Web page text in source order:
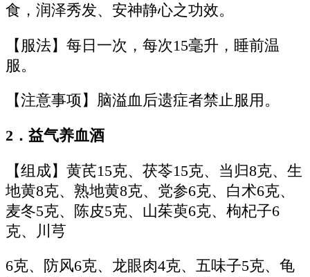
食，润泽秀发、安神静心之功效。
【服法】每日一次，每次15毫升，睡前温
服。
【注意事项】脑溢血后遗症者禁止服用。
2．益气养血酒
【组成】黄芪15克、茯苓15克、当归8克、生
地黄8克、熟地黄8克、党参6克、白术6克、
麦冬5克、陈皮5克、山茱萸6克、枸杞子6
克、川芎
6克、防风6克、龙眼肉4克、五味子5克、龟